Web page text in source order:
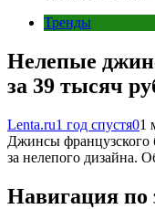
Тренды
Нелепые
за 39 тысяч
Lenta.ru1 год спустя01
Джинсы французского
за нелепого дизайна.
Навигация по